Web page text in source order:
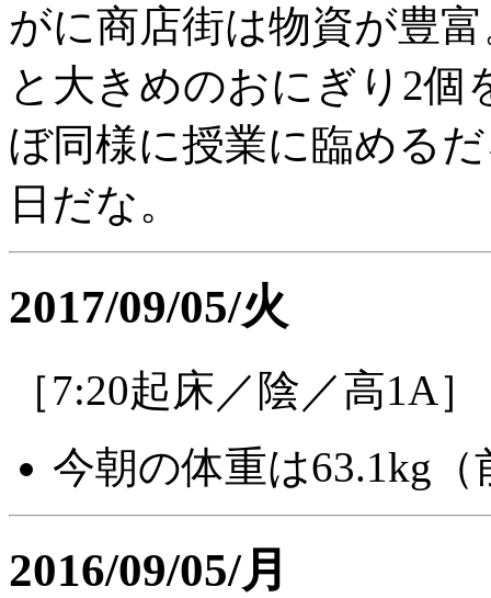
がに商店街は物資が豊
と大きめのおにぎり2個
ぼ同様に授業に臨める
日だな。
2017/09/05/火
［7:20起床／陰／高1A］
今朝の体重は63.1kg（
2016/09/05/月